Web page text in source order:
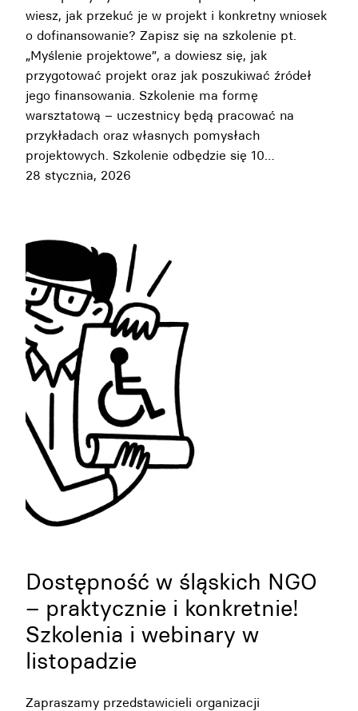
wiesz, jak przekuć je w projekt i konkretny wniosek
o dofinansowanie? Zapisz się na szkolenie pt.
„Myślenie projektowe”, a dowiesz się, jak
przygotować projekt oraz jak poszukiwać źródeł
jego finansowania. Szkolenie ma formę
warsztatową – uczestnicy będą pracować na
przykładach oraz własnych pomysłach
projektowych. Szkolenie odbędzie się 10…
28 stycznia, 2026
Dostępność w śląskich NGO
– praktycznie i konkretnie!
Szkolenia i webinary w
listopadzie
Zapraszamy przedstawicieli organizacji